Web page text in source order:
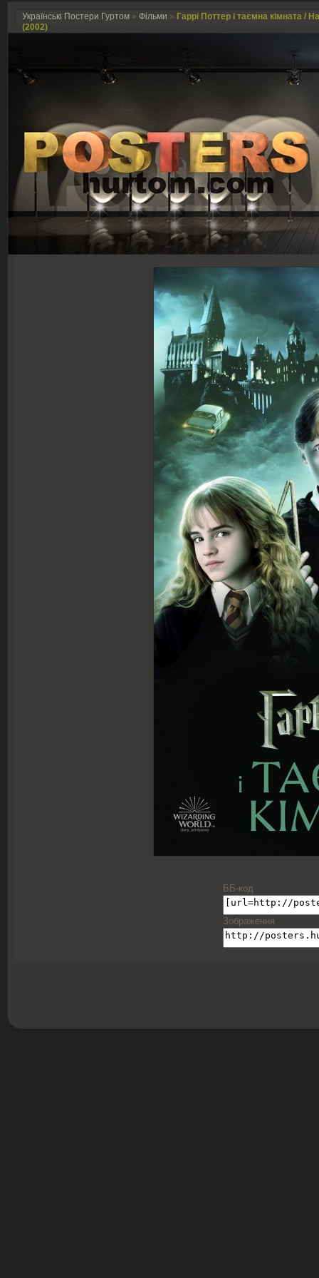
Українські Постери Гуртом » Фільми » Гаррі Поттер і таємна кімната /
(2002)
ББ-код
Зображення